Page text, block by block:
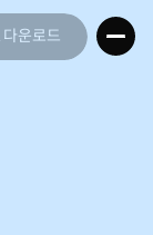
운로드